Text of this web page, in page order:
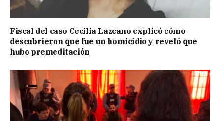
Fiscal del caso Cecilia Lazcano explicó cómo
descubrieron que fue un homicidio y reveló que
hubo premeditación